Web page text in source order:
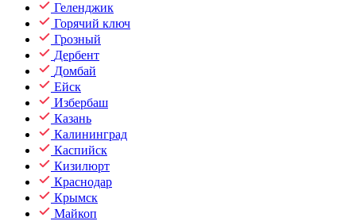
Геленджик
Горячий ключ
Грозный
Дербент
Домбай
Ейск
Избербаш
Казань
Калининград
Каспийск
Кизилюрт
Краснодар
Крымск
Майкоп